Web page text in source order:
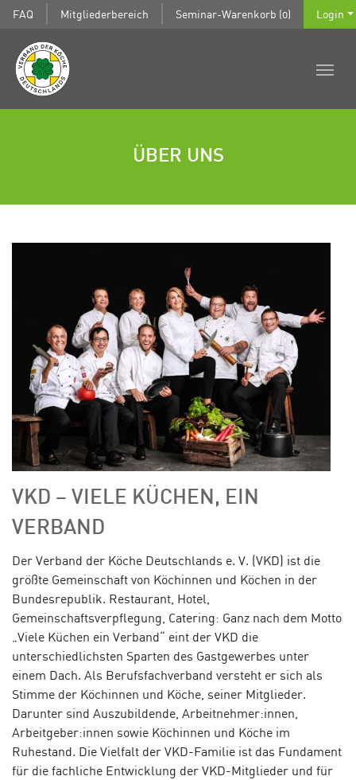
FAQ Mitgliederbereich Seminar-Warenkorb (0) Login
ÜBER UNS
VKD – VIELE KÜCHEN, EIN
VERBAND
Der Verband der Köche Deutschlands e. V. (VKD) ist die
größte Gemeinschaft von Köchinnen und Köchen in der
Bundesrepublik. Restaurant, Hotel,
Gemeinschaftsverpflegung, Catering: Ganz nach dem Motto
„Viele Küchen ein Verband“ eint der VKD die
unterschiedlichsten Sparten des Gastgewerbes unter
einem Dach. Als Berufsfachverband versteht er sich als
Stimme der Köchinnen und Köche, seiner Mitglieder.
Darunter sind Auszubildende, Arbeitnehmer:innen,
Arbeitgeber:innen sowie Köchinnen und Köche im
Ruhestand. Die Vielfalt der VKD-Familie ist das Fundament
für die fachliche Entwicklung der VKD-Mitglieder und für